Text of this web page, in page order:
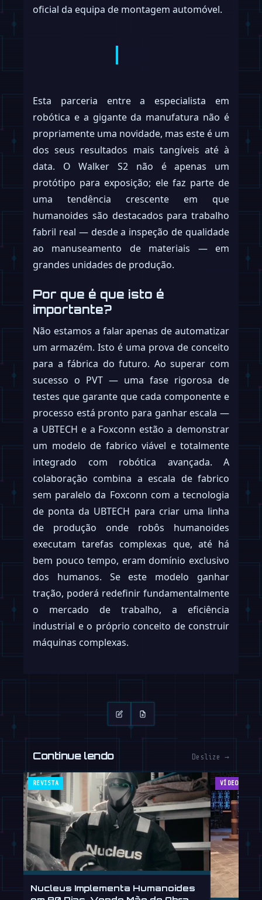
oficial da equipa de montagem automóvel.
Esta parceria entre a especialista em
robótica e a gigante da manufatura não é
propriamente uma novidade, mas este é um
dos seus resultados mais tangíveis até à
data. O Walker S2 não é apenas um
protótipo para exposição; ele faz parte de
uma tendência crescente em que
humanoides são destacados para trabalho
fabril real — desde a inspeção de qualidade
ao manuseamento de materiais — em
grandes unidades de produção.
Por que é que isto é
importante?
Não estamos a falar apenas de automatizar
um armazém. Isto é uma prova de conceito
para a fábrica do futuro. Ao superar com
sucesso o PVT — uma fase rigorosa de
testes que garante que cada componente e
processo está pronto para ganhar escala —
a UBTECH e a Foxconn estão a demonstrar
um modelo de fabrico viável e totalmente
integrado com robótica avançada. A
colaboração combina a escala de fabrico
sem paralelo da Foxconn com a tecnologia
de ponta da UBTECH para criar uma linha
de produção onde robôs humanoides
executam tarefas complexas que, até há
bem pouco tempo, eram domínio exclusivo
dos humanos. Se este modelo ganhar
tração, poderá redefinir fundamentalmente
o mercado de trabalho, a eficiência
industrial e o próprio conceito de construir
máquinas complexas.
Continue lendo Deslize →
REVISTA
Nucleus Implementa Humanoides
VÍDEOS